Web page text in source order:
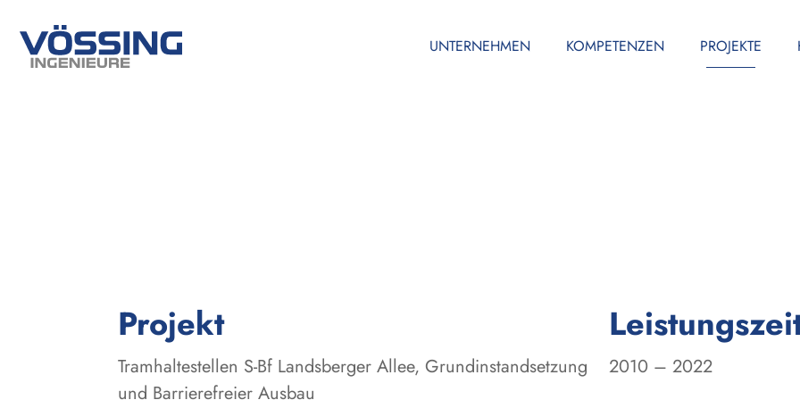
UNTERNEHMEN KOMPETENZEN PROJEKTE
Projekt
Tramhaltestellen S-Bf Landsberger Allee, Grundinstandsetzung
und Barrierefreier Ausbau
2010 – 2022